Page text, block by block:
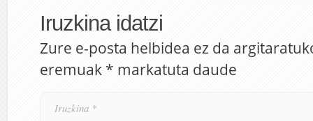
Iruzkina idatzi
Zure e-posta helbidea ez da
eremuak * markatuta daude